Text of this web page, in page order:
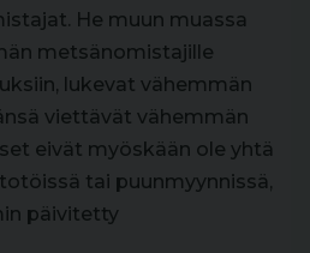
He muun muassa
metsänomistajille
lukevat vähemmän
viettävät vähemmän
eivät myöskään ole yhtä
tai puunmyynnissä,
päivitetty